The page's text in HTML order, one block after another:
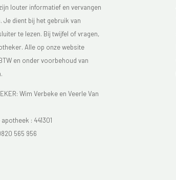
louter informatief en vervangen
Je dient bij het gebruik van
te lezen. Bij twijfel of vragen,
Alle op onze website
en onder voorbehoud van
Wim Verbeke en Veerle Van
apotheek : 441301
565 956